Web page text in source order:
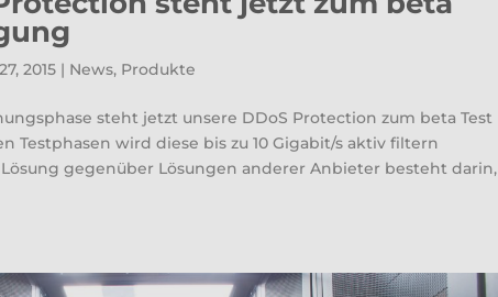
2015 | News, Produkte
steht jetzt unsere DDoS Protection zum beta Test
Testphasen wird diese bis zu 10 Gigabit/s aktiv filtern
gegenüber Lösungen anderer Anbieter besteht darin,